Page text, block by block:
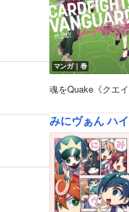
マンガ｜巻
魂をQuake《クエ
みにヴぁん ハイ